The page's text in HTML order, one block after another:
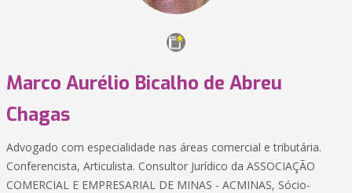
Marco Aurélio Bicalho de Abreu
Chagas
Advogado com especialidade nas áreas comercial e tributária.
Conferencista, Articulista. Consultor Jurídico da ASSOCIAÇÃO
COMERCIAL E EMPRESARIAL DE MINAS - ACMINAS, Sócio-